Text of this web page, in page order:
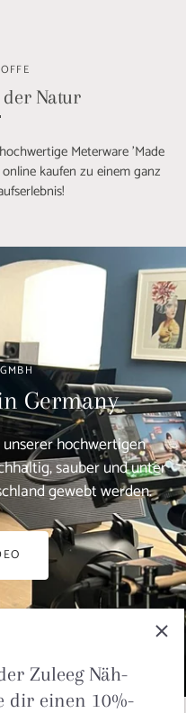
der Natur
Meterware 'Made
kaufen zu einem ganz
Germany
hochwertigen
sauber und unter
gewebt werden.
Zuleeg Näh-
dir einen 10%-